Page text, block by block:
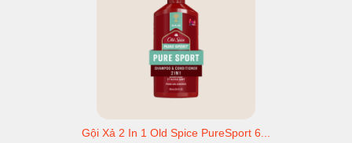
Gội Xả 2 In 1 Old Spice PureSport 6...